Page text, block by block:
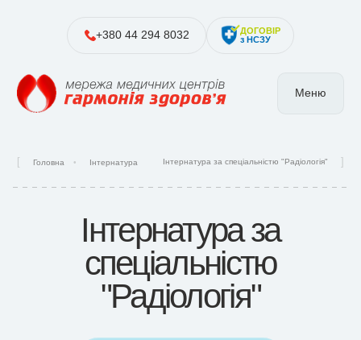
+380 44 294 8032
ДОГОВІР
з НСЗУ
Меню
Головна Інтернатура Інтернатура за спеціальністю "Радіологія"
Інтернатура за
спеціальністю
"Радіологія"